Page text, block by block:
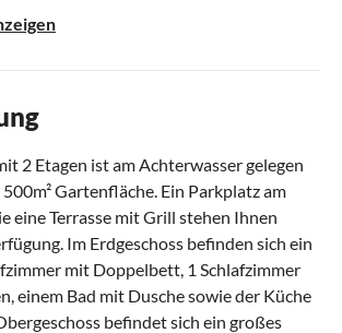
2 Etagen ist am Achterwasser gelegen
Gartenfläche. Ein Parkplatz am
eine Terrasse mit Grill stehen Ihnen
Im Erdgeschoss befinden sich ein
mit Doppelbett, 1 Schlafzimmer
einem Bad mit Dusche sowie der Küche
befindet sich ein großes